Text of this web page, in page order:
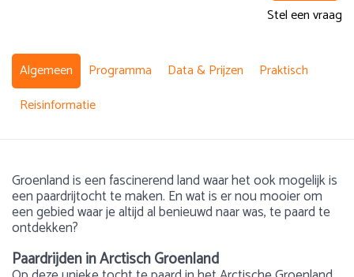
Stel een vraag
Algemeen Programma Data & Prijzen
Praktisch
Reisinformatie
Groenland is een fascinerend land waar het ook mogelijk is
een paardrijtocht te maken. En wat is er nou mooier om
een gebied waar je altijd al benieuwd naar was, te paard te
ontdekken?
Paardrijden in Arctisch Groenland